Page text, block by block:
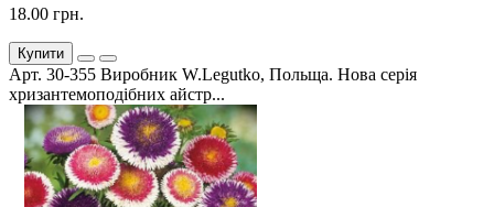
18.00 грн.
Купити
Арт. 30-355 Виробник W.Legutko, Польща. Нова серія
хризантемоподібних айстр...